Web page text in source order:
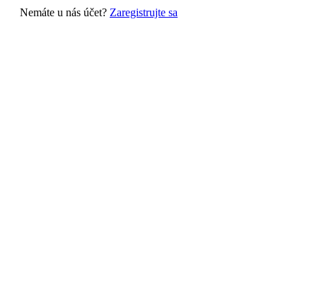
Nemáte u nás účet? Zaregistrujte sa